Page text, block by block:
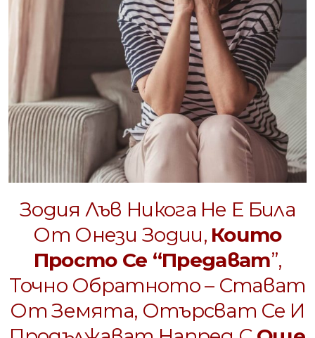
Зодия Лъв Никога Не Е Била
От Онези Зодии, Които
Просто Се “предават”,
Точно Обратното – Стават
От Земята, Отърсват Се И